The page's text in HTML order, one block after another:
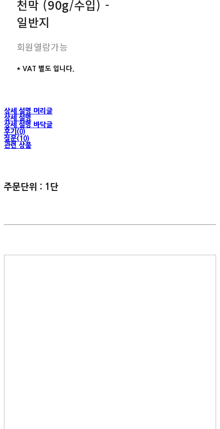
천막 (90g/수입) -
일반지
회원열람가능
* VAT 별도 입니다.
상세 설명 머리글
상세 설명
상세 설명 바닥글
후기(0)
질문(10)
관련 상품
주문단위 : 1단